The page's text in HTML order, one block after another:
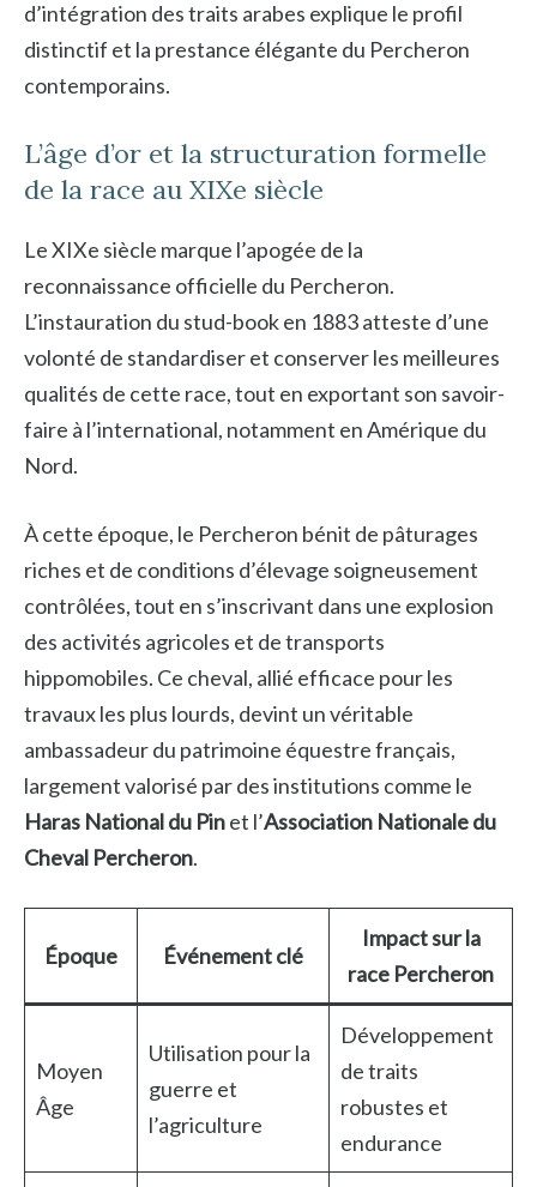
d’intégration des traits arabes explique le profil
distinctif et la prestance élégante du Percheron
contemporains.
L’âge d’or et la structuration formelle
de la race au XIXe siècle
Le XIXe siècle marque l’apogée de la
reconnaissance officielle du Percheron.
L’instauration du stud-book en 1883 atteste d’une
volonté de standardiser et conserver les meilleures
qualités de cette race, tout en exportant son savoir-
faire à l’international, notamment en Amérique du
Nord.
À cette époque, le Percheron bénit de pâturages
riches et de conditions d’élevage soigneusement
contrôlées, tout en s’inscrivant dans une explosion
des activités agricoles et de transports
hippomobiles. Ce cheval, allié efficace pour les
travaux les plus lourds, devint un véritable
ambassadeur du patrimoine équestre français,
largement valorisé par des institutions comme le
Haras National du Pinet l’Association Nationale du
Cheval Percheron.
Époque Événement clé
Impact sur la
race Percheron
Moyen
Âge
Utilisation pour la
guerre et
l’agriculture
Développement
de traits
robustes et
endurance